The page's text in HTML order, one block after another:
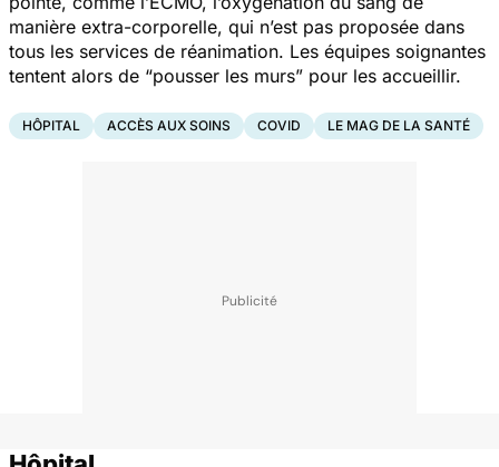
manière extra-corporelle, qui n’est pas proposée dans
tous les services de réanimation. Les équipes soignantes
tentent alors de “pousser les murs” pour les accueillir.
HÔPITAL ACCÈS AUX SOINS COVID LE MAG DE LA SANTÉ